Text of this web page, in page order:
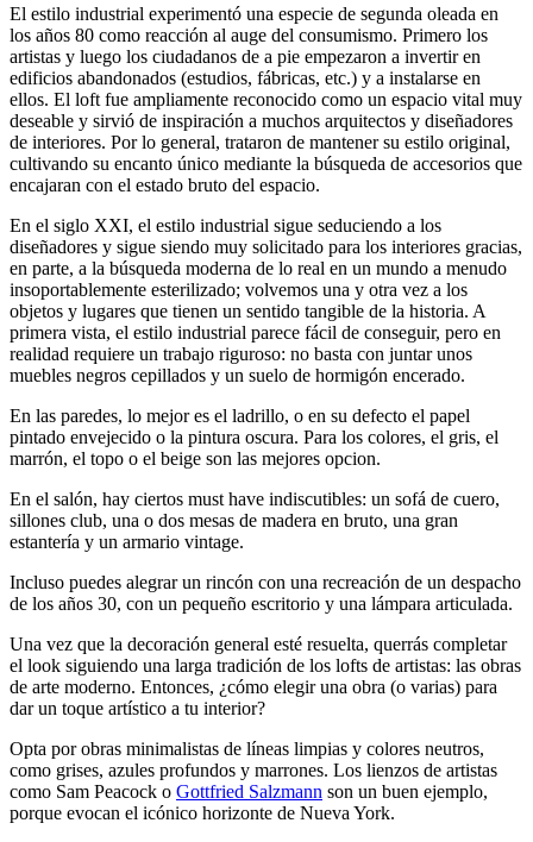
El estilo industrial experimentó una especie de segunda oleada en
los años 80 como reacción al auge del consumismo. Primero los
artistas y luego los ciudadanos de a pie empezaron a invertir en
edificios abandonados (estudios, fábricas, etc.) y a instalarse en
ellos. El loft fue ampliamente reconocido como un espacio vital muy
deseable y sirvió de inspiración a muchos arquitectos y diseñadores
de interiores. Por lo general, trataron de mantener su estilo original,
cultivando su encanto único mediante la búsqueda de accesorios que
encajaran con el estado bruto del espacio.
En el siglo XXI, el estilo industrial sigue seduciendo a los
diseñadores y sigue siendo muy solicitado para los interiores gracias,
en parte, a la búsqueda moderna de lo real en un mundo a menudo
insoportablemente esterilizado; volvemos una y otra vez a los
objetos y lugares que tienen un sentido tangible de la historia. A
primera vista, el estilo industrial parece fácil de conseguir, pero en
realidad requiere un trabajo riguroso: no basta con juntar unos
muebles negros cepillados y un suelo de hormigón encerado.
En las paredes, lo mejor es el ladrillo, o en su defecto el papel
pintado envejecido o la pintura oscura. Para los colores, el gris, el
marrón, el topo o el beige son las mejores opcion.
En el salón, hay ciertos must have indiscutibles: un sofá de cuero,
sillones club, una o dos mesas de madera en bruto, una gran
estantería y un armario vintage.
Incluso puedes alegrar un rincón con una recreación de un despacho
de los años 30, con un pequeño escritorio y una lámpara articulada.
Una vez que la decoración general esté resuelta, querrás completar
el look siguiendo una larga tradición de los lofts de artistas: las obras
de arte moderno. Entonces, ¿cómo elegir una obra (o varias) para
dar un toque artístico a tu interior?
Opta por obras minimalistas de líneas limpias y colores neutros,
como grises, azules profundos y marrones. Los lienzos de artistas
como Sam Peacock o Gottfried Salzmann son un buen ejemplo,
porque evocan el icónico horizonte de Nueva York.